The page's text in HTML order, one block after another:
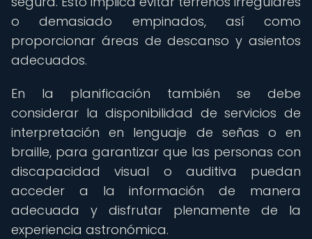
o demasiado empinados, así como
proporcionar áreas de descanso y asientos
adecuados.
En la planificación también se debe
considerar la disponibilidad de servicios de
interpretación en lenguaje de señas o en
braille, para garantizar que las personas con
discapacidad visual o auditiva puedan
acceder a la información de manera
adecuada y disfrutar plenamente de la
experiencia astronómica.